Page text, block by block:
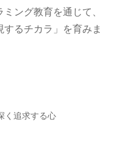
ング教育を通じて、
るチカラ」を育みま
く追求する心